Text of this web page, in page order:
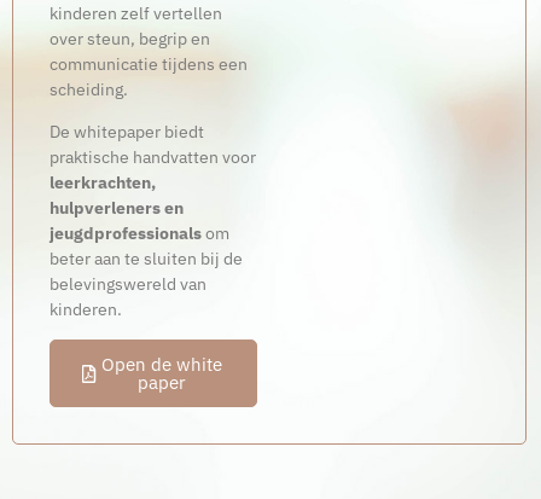
kinderen zelf vertellen
over steun, begrip en
communicatie tijdens een
scheiding.
De whitepaper biedt
praktische handvatten voor
leerkrachten,
hulpverleners en
jeugdprofessionalsom
beter aan te sluiten bij de
belevingswereld van
kinderen.
Open de white
paper